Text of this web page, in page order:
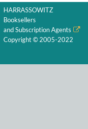
HARRASSOWITZ
Booksellers
and Subscription Agents
Copyright © 2005-2022